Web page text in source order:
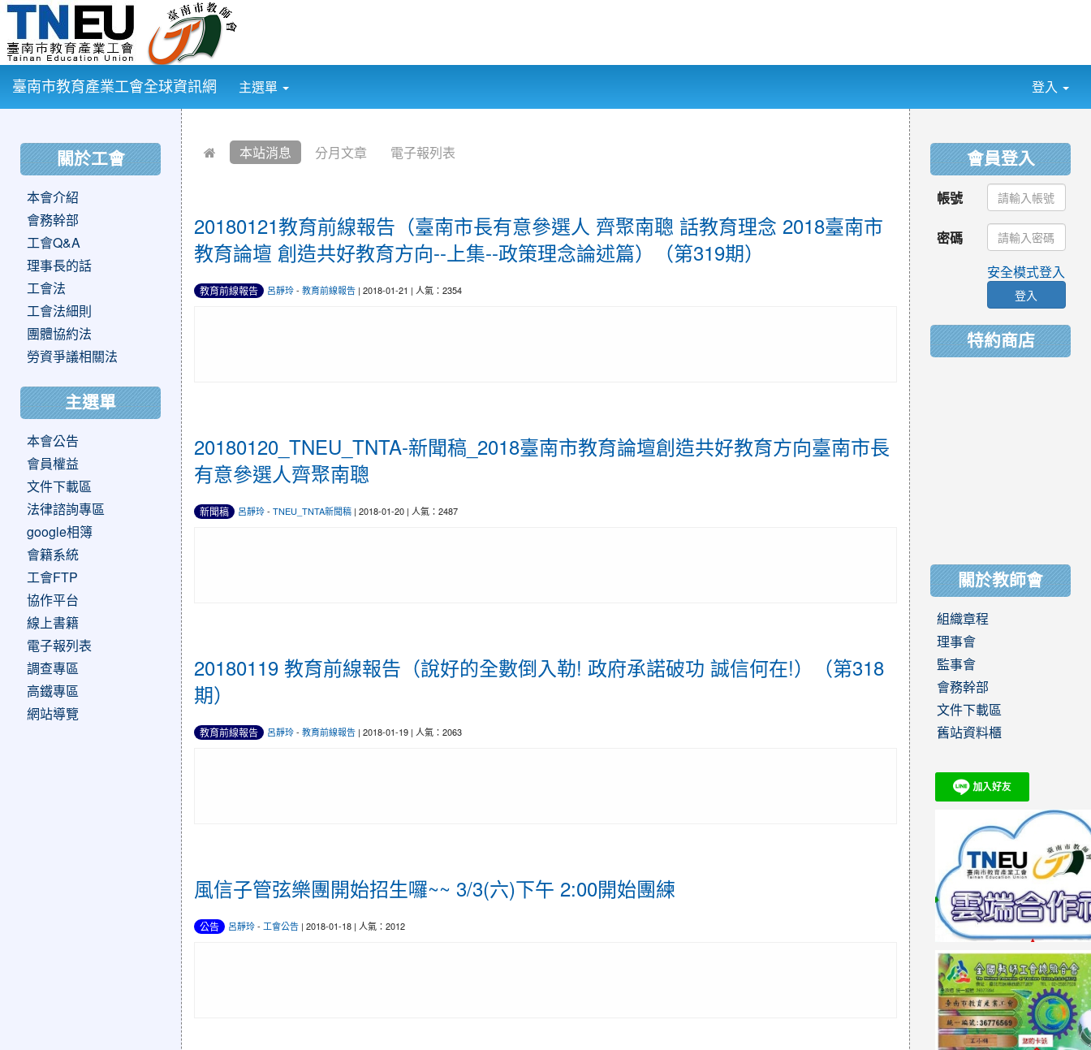
臺南市教育產業工會全球資訊網 主選單 登入
本站消息 分月文章 電子報列表
20180121教育前線報告（臺南市長有意參選人 齊聚南聰 話教育理念 2018臺南市
教育論壇 創造共好教育方向--上集--政策理念論述篇）（第319期）
教育前線報告 呂靜玲- 教育前線報告 | 2018-01-21 | 人氣：2354
20180120_TNEU_TNTA-新聞稿_2018臺南市教育論壇創造共好教育方向臺南市長
有意參選人齊聚南聰
新聞稿 呂靜玲- TNEU_TNTA新聞稿 | 2018-01-20 | 人氣：2487
20180119 教育前線報告（說好的全數倒入勒! 政府承諾破功 誠信何在!）（第318
期）
教育前線報告 呂靜玲- 教育前線報告 | 2018-01-19 | 人氣：2063
風信子管弦樂團開始招生囉~~ 3/3(六)下午 2:00開始團練
公告 呂靜玲- 工會公告 | 2018-01-18 | 人氣：2012
關於工會
本會介紹
會務幹部
工會Q&A
理事長的話
工會法
工會法細則
團體協約法
勞資爭議相關法
主選單
本會公告
會員權益
文件下載區
法律諮詢專區
google相簿
會籍系統
工會FTP
協作平台
線上書籍
電子報列表
調查專區
高鐵專區
網站導覽
會員登入
帳號
密碼
安全模式登入
登入
特約商店
關於教師會
組織章程
理事會
監事會
會務幹部
文件下載區
舊站資料櫃